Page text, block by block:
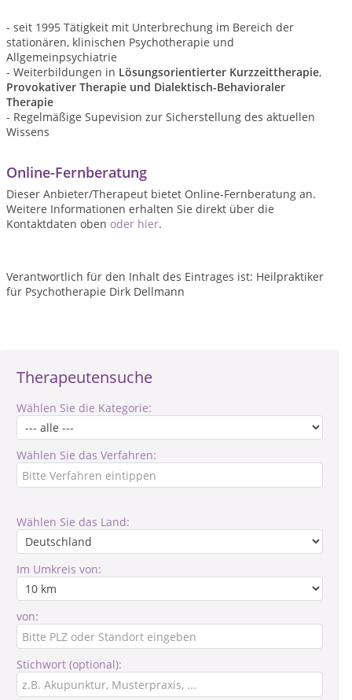
Therapeutensuche
Wählen Sie die Kategorie:
Wählen Sie das Verfahren:
Wählen Sie das Land:
Im Umkreis von:
von:
Stichwort (optional):
- seit 1995 Tätigkeit mit Unterbrechung im Bereich der
stationären, klinischen Psychotherapie und
Allgemeinpsychiatrie
- Weiterbildungen in Lösungsorientierter Kurzzeittherapie,
Provokativer Therapie und Dialektisch-Behavioraler
Therapie
- Regelmäßige Supevision zur Sicherstellung des aktuellen
Wissens
Online-Fernberatung
Dieser Anbieter/Therapeut bietet Online-Fernberatung an.
Weitere Informationen erhalten Sie direkt über die
Kontaktdaten oben oder hier.
Verantwortlich für den Inhalt des Eintrages ist: Heilpraktiker
für Psychotherapie Dirk Dellmann